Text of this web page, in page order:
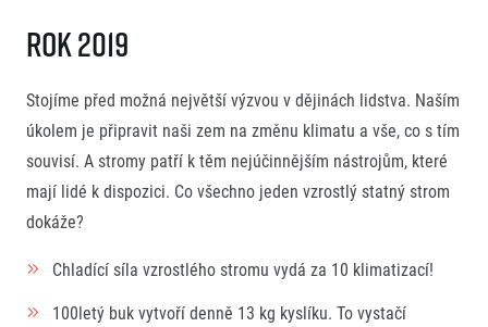
Rok 2019
Stojíme před možná největší výzvou v dějinách lidstva. Naším
úkolem je připravit naši zem na změnu klimatu a vše, co s tím
souvisí. A stromy patří k těm nejúčinnějším nástrojům, které
mají lidé k dispozici. Co všechno jeden vzrostlý statný strom
dokáže?
Chladící síla vzrostlého stromu vydá za 10 klimatizací!
100letý buk vytvoří denně 13 kg kyslíku. To vystačí